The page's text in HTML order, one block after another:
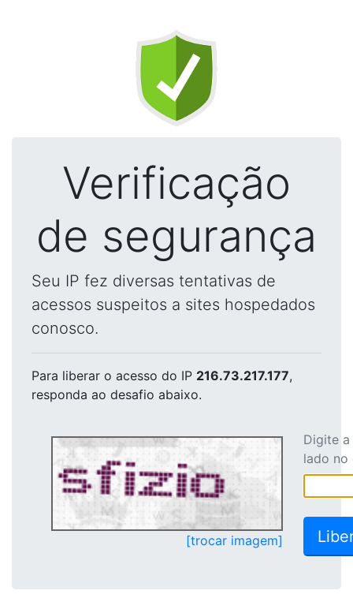
Verificação
de segurança
Seu IP fez diversas tentativas de
acessos suspeitos a sites hospedados
conosco.
Para liberar o acesso do IP 216.73.217.177,
responda ao desafio abaixo.
[trocar imagem]
Digite
lado no